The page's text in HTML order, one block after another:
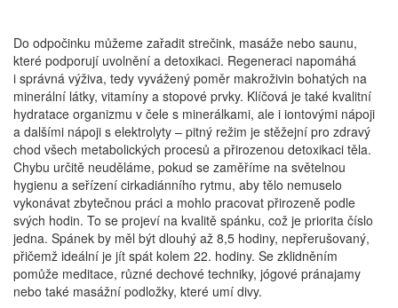
Do odpočinku můžeme zařadit strečink, masáže nebo saunu,
které podporují uvolnění a detoxikaci. Regeneraci napomáhá
i správná výživa, tedy vyvážený poměr makroživin bohatých na
minerální látky, vitamíny a stopové prvky. Klíčová je také kvalitní
hydratace organizmu v čele s minerálkami, ale i iontovými nápoji
a dalšími nápoji s elektrolyty – pitný režim je stěžejní pro zdravý
chod všech metabolických procesů a přirozenou detoxikaci těla.
Chybu určitě neuděláme, pokud se zaměříme na světelnou
hygienu a seřízení cirkadiánního rytmu, aby tělo nemuselo
vykonávat zbytečnou práci a mohlo pracovat přirozeně podle
svých hodin. To se projeví na kvalitě spánku, což je priorita číslo
jedna. Spánek by měl být dlouhý až 8,5 hodiny, nepřerušovaný,
přičemž ideální je jít spát kolem 22. hodiny. Se zklidněním
pomůže meditace, různé dechové techniky, jógové pránajamy
nebo také masážní podložky, které umí divy.